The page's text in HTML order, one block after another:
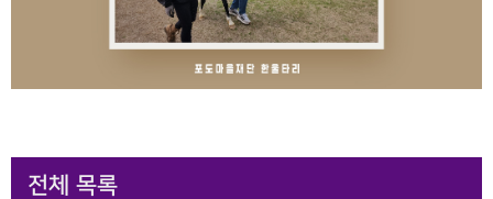
전체 목록